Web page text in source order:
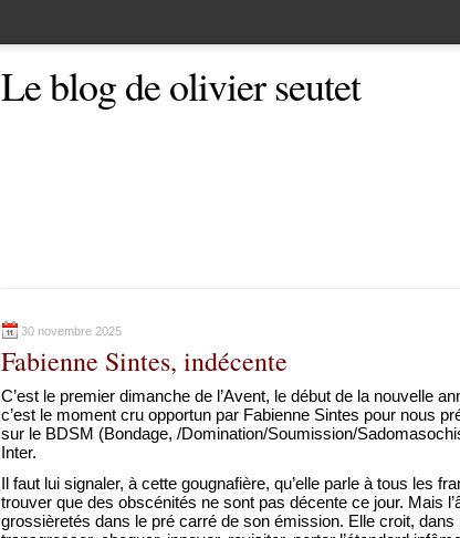
Le blog de olivier seutet
30 novembre 2025
Fabienne Sintes, indécente
C’est le premier dimanche de l’Avent, le début de la nouvelle
c’est le moment cru opportun par Fabienne Sintes pour nous
sur le BDSM (Bondage, /Domination/Soumission/
Inter.
Il faut lui signaler, à cette gougnafière, qu’elle parle à tous les
trouver que des obscénités ne sont pas décente ce jour. Mais
grossièretés dans le pré carré de son émission. Elle croit, dans